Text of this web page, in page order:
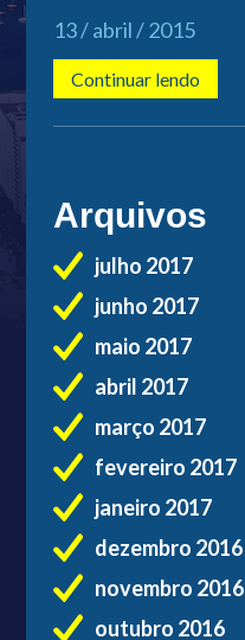
13 / abril / 2015
Continuar lendo
Arquivos
julho 2017
junho 2017
maio 2017
abril 2017
março 2017
fevereiro 2017
janeiro 2017
dezembro 2016
novembro 2016
outubro 2016